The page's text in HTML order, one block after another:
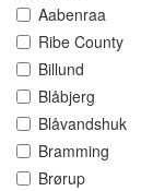
Aabenraa
Ribe County
Billund
Blåbjerg
Blåvandshuk
Bramming
Brørup